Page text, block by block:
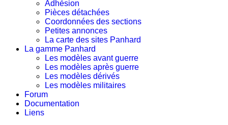
Adhésion
Pièces détachées
Coordonnées des sections
Petites annonces
La carte des sites Panhard
La gamme Panhard
Les modèles avant guerre
Les modèles après guerre
Les modèles dérivés
Les modèles militaires
Forum
Documentation
Liens